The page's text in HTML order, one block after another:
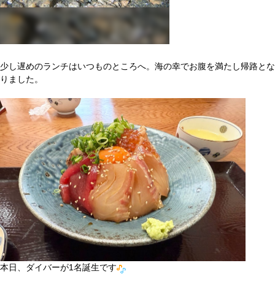
少し遅めのランチはいつものところへ。海の幸でお腹を満たし帰路とな
りました。
本日、ダイバーが1名誕生です